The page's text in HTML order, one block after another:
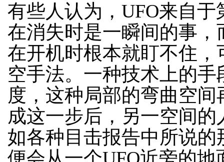
有些人认为，UFO来自
在消失时是一瞬间的事
在开机时根本就盯不住
空手法。一种技术上的
度，这种局部的弯曲空
成这一步后，另一空间
如各种目击报告中所说